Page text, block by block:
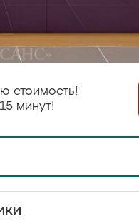
стоимость!
минут!